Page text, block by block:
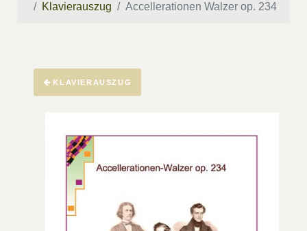
Klavierauszug
Accellerationen Walzer op. 234
KLAVIERAUSZUG